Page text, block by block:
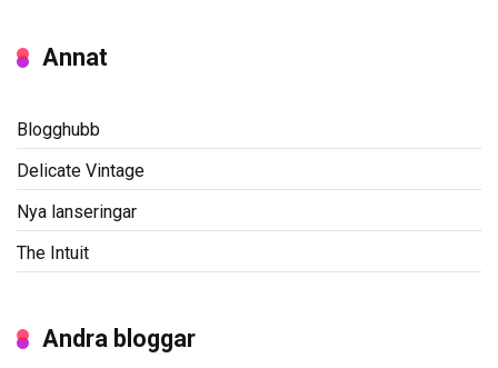
Annat
Blogghubb
Delicate Vintage
Nya lanseringar
The Intuit
Andra bloggar